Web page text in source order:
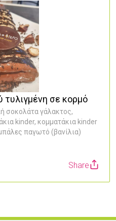
σε κορμό
σοκολάτα γάλακτος,
kinder, κομματάκια kinder
παγωτό (βανίλια)
Share